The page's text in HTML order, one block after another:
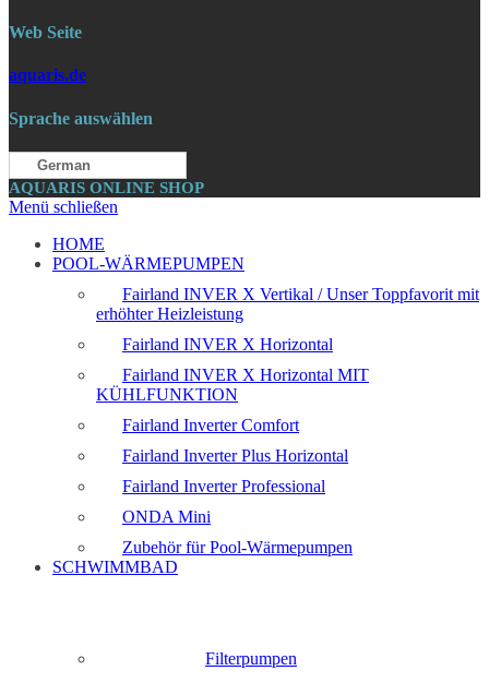
Web Seite
aquaris.de
Sprache auswählen
German
AQUARIS ONLINE SHOP
Menü schließen
HOME
POOL-WÄRMEPUMPEN
Fairland INVER X Vertikal / Unser Toppfavorit mit
erhöhter Heizleistung
Fairland INVER X Horizontal
Fairland INVER X Horizontal MIT
KÜHLFUNKTION
Fairland Inverter Comfort
Fairland Inverter Plus Horizontal
Fairland Inverter Professional
ONDA Mini
Zubehör für Pool-Wärmepumpen
SCHWIMMBAD
Filterpumpen